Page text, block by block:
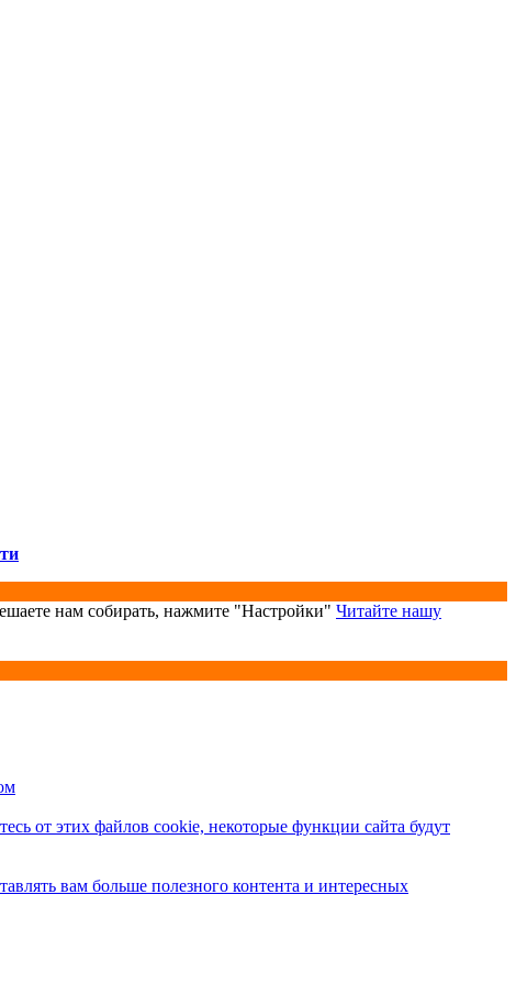
нам собирать, нажмите "Настройки" Читайте нашу
от этих файлов cookie, некоторые функции сайта будут
вам больше полезного контента и интересных